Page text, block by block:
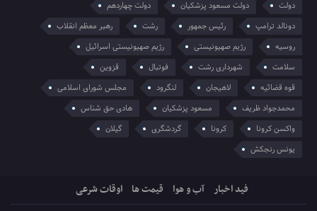
دولت
دولت مسعود پزشکیان
دولت چهاردهم
دونالد ترامپ
رئیس جمهور رشت
رهبر معظم انقلاب
روسیه
رژیم صهیونیستی
رژیم صهیونیستی اسرائیل
سلامت
شهرداری رشت فوتبال
قزوین
قوه قضائیه
لاهیجان لنگرود
مجلس شورای اسلامی
محمدجواد ظریف
مسعود پزشکیان
هادی حق شناس
واکسن کرونا
کرونا گردشگری
گیلان
یونس رنجکش
فید اخبار آب و هوا قیمت ها اوقات شرعی